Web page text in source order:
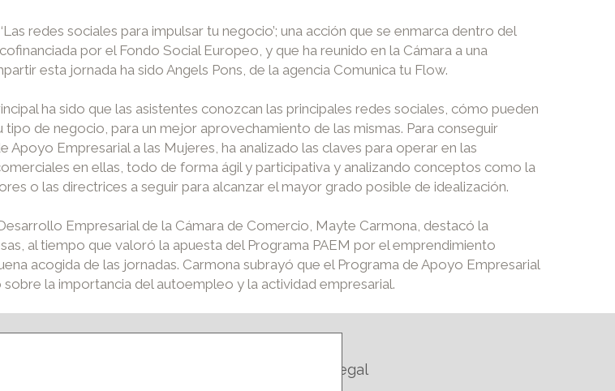
redes sociales para impulsar tu negocio’; una acción que se enmarca dentro del
por el Fondo Social Europeo, y que ha reunido en la Cámara a una
esta jornada ha sido Angels Pons, de la agencia Comunica tu Flow.
ha sido que las asistentes conozcan las principales redes sociales, cómo pueden
de negocio, para un mejor aprovechamiento de las mismas. Para conseguir
Empresarial a las Mujeres, ha analizado las claves para operar en las
en ellas, todo de forma ágil y participativa y analizando conceptos como la
o las directrices a seguir para alcanzar el mayor grado posible de idealización.
Empresarial de la Cámara de Comercio, Mayte Carmona, destacó la
al tiempo que valoró la apuesta del Programa PAEM por el emprendimiento
acogida de las jornadas. Carmona subrayó que el Programa de Apoyo Empresarial
la importancia del autoempleo y la actividad empresarial.
Legal